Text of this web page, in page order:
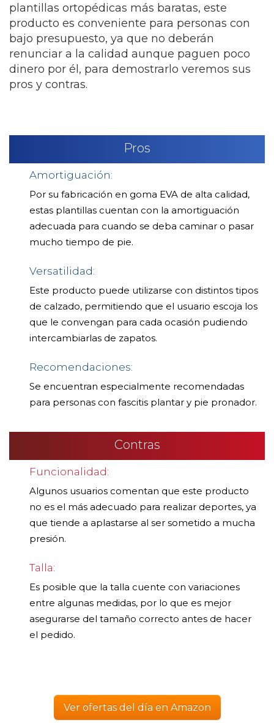
plantillas ortopédicas más baratas, este
producto es conveniente para personas con
bajo presupuesto, ya que no deberán
renunciar a la calidad aunque paguen poco
dinero por él, para demostrarlo veremos sus
pros y contras.
Pros
Amortiguación:
Por su fabricación en goma EVA de alta calidad,
estas plantillas cuentan con la amortiguación
adecuada para cuando se deba caminar o pasar
mucho tiempo de pie.
Versatilidad:
Este producto puede utilizarse con distintos tipos
de calzado, permitiendo que el usuario escoja los
que le convengan para cada ocasión pudiendo
intercambiarlas de zapatos.
Recomendaciones:
Se encuentran especialmente recomendadas
para personas con fascitis plantar y pie pronador.
Contras
Funcionalidad:
Algunos usuarios comentan que este producto
no es el más adecuado para realizar deportes, ya
que tiende a aplastarse al ser sometido a mucha
presión.
Talla:
Es posible que la talla cuente con variaciones
entre algunas medidas, por lo que es mejor
asegurarse del tamaño correcto antes de hacer
el pedido.
Ver ofertas del día en Amazon